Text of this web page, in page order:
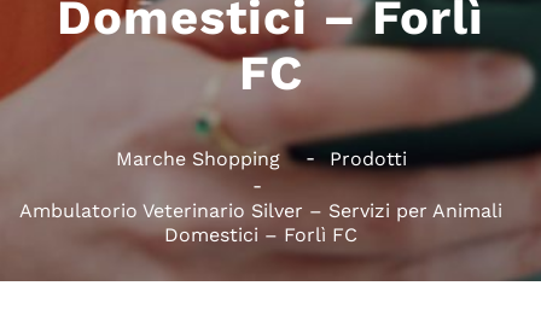
Domestici – Forlì
FC
Marche Shopping Prodotti
Ambulatorio Veterinario Silver – Servizi per Animali
Domestici – Forlì FC